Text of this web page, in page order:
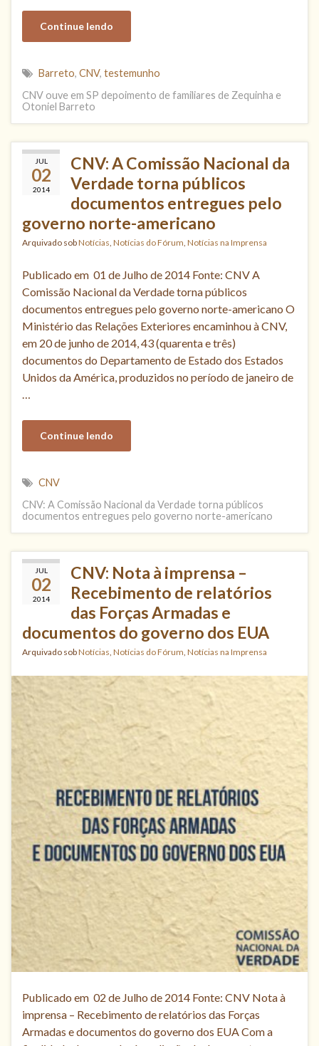
Continue lendo
Barreto, CNV, testemunho
CNV ouve em SP depoimento de familiares de Zequinha e
Otoniel Barreto
JUL
02
2014
CNV: A Comissão Nacional da
Verdade torna públicos
documentos entregues pelo
governo norte-americano
Arquivado sobNotícias Notícias do Fórum Notícias na Imprensa
Publicado em 01 de Julho de 2014 Fonte: CNV A
Comissão Nacional da Verdade torna públicos
documentos entregues pelo governo norte-americano O
Ministério das Relações Exteriores encaminhou à CNV,
em 20 de junho de 2014, 43 (quarenta e três)
documentos do Departamento de Estado dos Estados
Unidos da América, produzidos no período de janeiro de
…
Continue lendo
CNV
CNV: A Comissão Nacional da Verdade torna públicos
documentos entregues pelo governo norte-americano
JUL
02
2014
CNV: Nota à imprensa –
Recebimento de relatórios
das Forças Armadas e
documentos do governo dos EUA
Arquivado sobNotícias Notícias do Fórum Notícias na Imprensa
Publicado em 02 de Julho de 2014 Fonte: CNV Nota à
imprensa – Recebimento de relatórios das Forças
Armadas e documentos do governo dos EUA Com a